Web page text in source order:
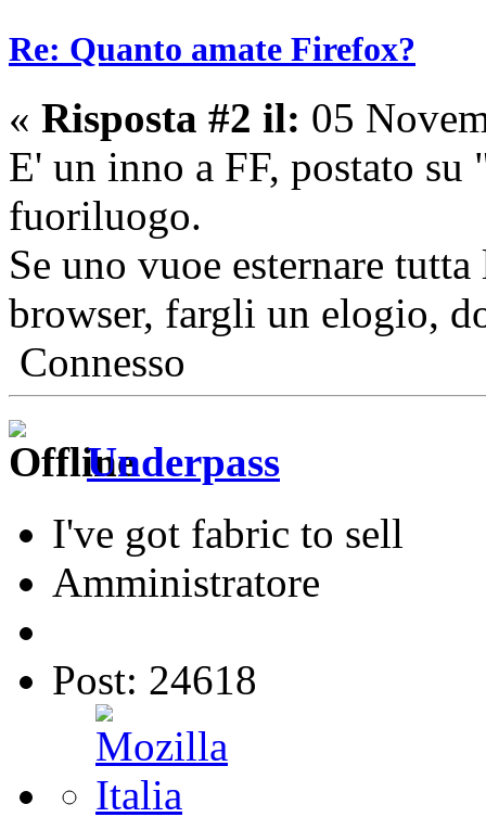
Re: Quanto amate Firefox?
« Risposta #2 il: 05
E' un inno a FF, postato
fuoriluogo.
Se uno vuoe esternare
browser, fargli un elogio,
Connesso
Underpass
I've got fabric to sell
Amministratore
Post: 24618